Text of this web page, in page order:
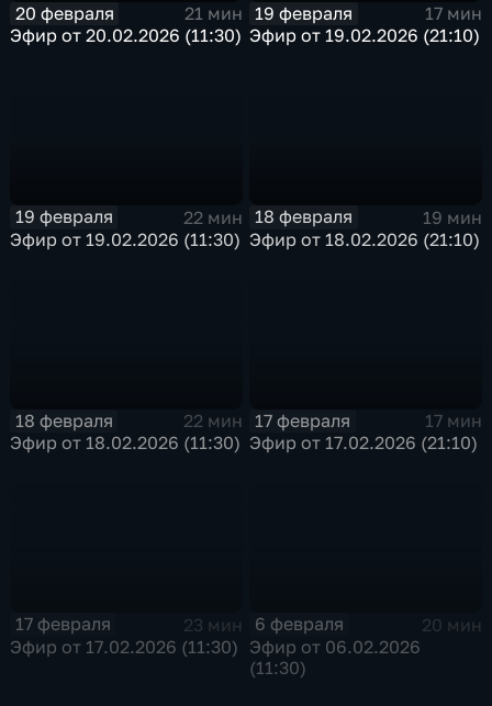
20 февраля
21 мин
Эфир от 20.02.2026 (11:30)
19 февраля
17 мин
Эфир от 19.02.2026 (21:10)
19 февраля
22 мин
Эфир от 19.02.2026 (11:30)
18 февраля
19 мин
Эфир от 18.02.2026 (21:10)
18 февраля
22 мин
Эфир от 18.02.2026 (11:30)
17 февраля
17 мин
Эфир от 17.02.2026 (21:10)
17 февраля
23 мин
Эфир от 17.02.2026 (11:30)
6 февраля
20 мин
Эфир от 06.02.2026
(11:30)